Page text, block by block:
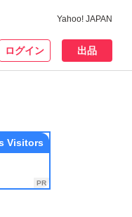
Yahoo! JAPAN
ログイン 出品
Visitors